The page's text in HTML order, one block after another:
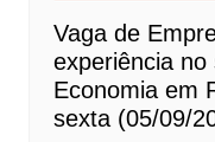
Vaga de
experiência
Economia em
sexta (05/09/